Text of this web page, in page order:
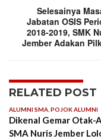
Selesainya
Jabatan OSIS
2018-2019, SMK
Jember Adakan
RELATED POST
ALUMNI SMA POJOK ALUMNI
Dikenal Gemar Otak-
SMA Nuris Jember